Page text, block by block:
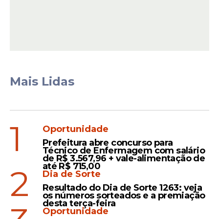
Pagamento unificado
Os beneficiários de 171 cidades de nove
estados receberam o pagamento na
quarta-feira (18), independentemente do
NIS. A medida beneficiou os moradores de
126 municípios do Rio Grande do Norte,
que sofrem com a seca, e os moradores de
Juiz de Fora, Ubá, Patrocínio do Muriaé e
Formiga, em Minas Gerais, afetados por
Mais Lidas
1
Oportunidade
Prefeitura abre concurso para
Técnico de Enfermagem com salário
de R$ 3.567,96 + vale-alimentação de
até R$ 715,00
2
Dia de Sorte
Resultado do Dia de Sorte 1263: veja
os números sorteados e a premiação
desta terça-feira
Oportunidade